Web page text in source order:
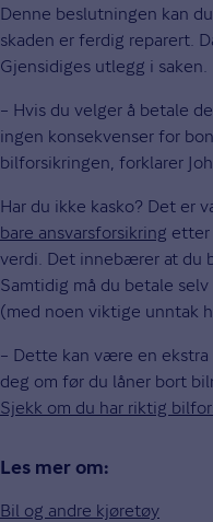
Denne beslutningen kan
skaden er ferdig reparert.
Gjensidiges utlegg i saken.
– Hvis du velger å betale
ingen konsekvenser for
bilforsikringen, forklarer
Har du ikke kasko? Det er
bare ansvarsforsikring etter
verdi. Det innebærer at du
Samtidig må du betale
(med noen viktige unntak
– Dette kan være en
deg om før du låner bort
Sjekk om du har riktig
Les mer om:
Bil og andre kjøretøy